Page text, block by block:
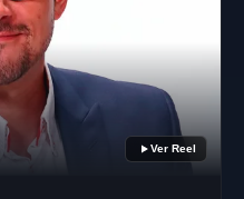
Ver Reel